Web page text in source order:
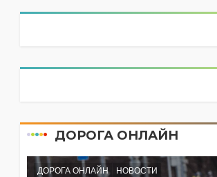
ДОРОГА ОНЛАЙН
ДОРОГА ОНЛАЙН НОВОСТИ